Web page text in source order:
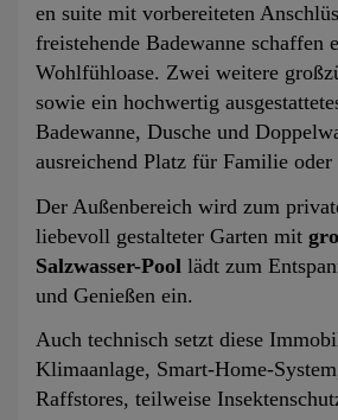
en suite mit vorbereiteten
freistehende Badewanne schaffen
Wohlfühloase. Zwei weitere
sowie ein hochwertig
Badewanne, Dusche und
ausreichend Platz für Familie oder
Der Außenbereich wird zum
liebevoll gestalteter Garten mit
Salzwasser-Pool lädt zum
und Genießen ein.
Auch technisch setzt diese
Klimaanlage, Smart-Home-
Raffstores, teilweise